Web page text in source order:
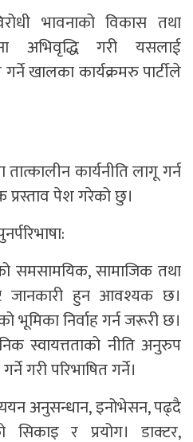
भावनाको विकास तथा
अभिवृद्धि गरी यसलाई
खालका कार्यक्रमरु पार्टीले
कार्यनीति लागू गर्न
प्रस्ताव पेश गरेको छु।
सामाजिक तथा
जानकारी हुन आवश्यक छ।
निर्वाह गर्न जरूरी छ।
स्वायत्तताको नीति अनुरुप
गरी परिभाषित गर्ने।
अनुसन्धान, इनोभेसन, पढ्दै
सिकाइ र प्रयोग। डाक्टर,